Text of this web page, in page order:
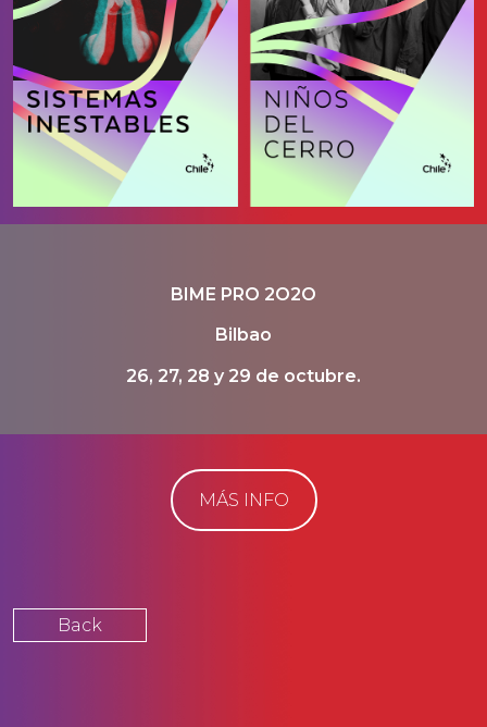
BIME PRO 2O2O
Bilbao
26, 27, 28 y 29 de octubre.
MÁS INFO
Back